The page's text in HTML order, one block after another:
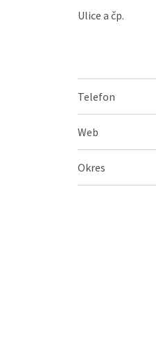
Ulice a čp.
Telefon
Web
Okres